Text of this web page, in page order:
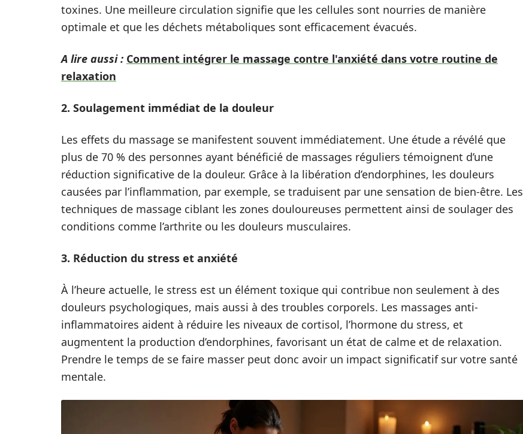
toxines. Une meilleure circulation signifie que les cellules sont nourries de manière
optimale et que les déchets métaboliques sont efficacement évacués.
A lire aussi : Comment intégrer le massage contre l'anxiété dans votre routine de
relaxation
2. Soulagement immédiat de la douleur
Les effets du massage se manifestent souvent immédiatement. Une étude a révélé que
plus de 70 % des personnes ayant bénéficié de massages réguliers témoignent d’une
réduction significative de la douleur. Grâce à la libération d’endorphines, les douleurs
causées par l’inflammation, par exemple, se traduisent par une sensation de bien-être. Les
techniques de massage ciblant les zones douloureuses permettent ainsi de soulager des
conditions comme l’arthrite ou les douleurs musculaires.
3. Réduction du stress et anxiété
À l’heure actuelle, le stress est un élément toxique qui contribue non seulement à des
douleurs psychologiques, mais aussi à des troubles corporels. Les massages anti-
inflammatoires aident à réduire les niveaux de cortisol, l’hormone du stress, et
augmentent la production d’endorphines, favorisant un état de calme et de relaxation.
Prendre le temps de se faire masser peut donc avoir un impact significatif sur votre santé
mentale.